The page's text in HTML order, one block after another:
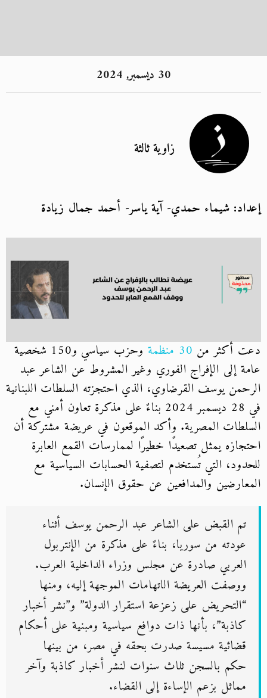
30 ديسمبر, 2024
زاوية ثالثة
إعداد: شيماء حمدي- آية ياسر- أحمد جمال زيادة
دعت أكثر من
وحزب سياسي و150 شخصية
عامة إلى الإفراج الفوري وغير المشروط عن الشاعر عبد
الرحمن يوسف القرضاوي، الذي احتجزته السلطات اللبنانية
في 28 ديسمبر 2024 بناءً على مذكرة تعاون أمني مع
السلطات المصرية. وأكد الموقعون في عريضة مشتركة أن
احتجازه يمثل تصعيدًا خطيرًا لممارسات القمع العابرة
للحدود، التي تُستخدم لتصفية الحسابات السياسية مع
المعارضين والمدافعين عن حقوق الإنسان.
تم القبض على الشاعر عبد الرحمن يوسف أثناء
عودته من سوريا، بناءً على مذكرة من الإنتربول
العربي صادرة عن مجلس وزراء الداخلية العرب.
ووصفت العريضة الاتهامات الموجهة إليه، ومنها
“التحريض على زعزعة استقرار الدولة” و”نشر أخبار
كاذبة”، بأنها ذات دوافع سياسية ومبنية على أحكام
قضائية مسيسة صدرت بحقه في مصر، من بينها
حكم بالسجن ثلاث سنوات لنشر أخبار كاذبة وآخر
مماثل بزعم الإساءة إلى القضاء.